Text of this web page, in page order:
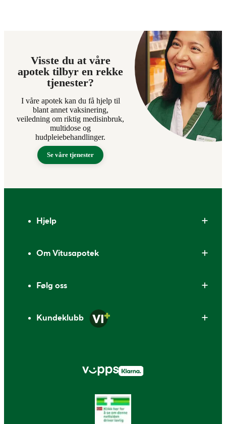
Visste du at våre
apotek tilbyr en rekke
tjenester?
I våre apotek kan du få hjelp til
blant annet vaksinering,
veiledning om riktig medisinbruk,
multidose og
hudpleiebehandlinger.
Se våre tjenester
Hjelp
Om Vitusapotek
Følg oss
Kundeklubb